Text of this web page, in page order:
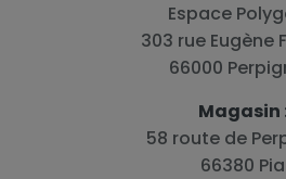
Espace
303 rue Eugène
66000
Magasin
58 route de
66380 Pia